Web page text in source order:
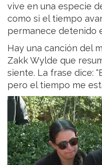
vive en una especie
como si el tiempo
permanece detenido
Hay una canción del
Zakk Wylde que
siente. La frase dice:
pero el tiempo me